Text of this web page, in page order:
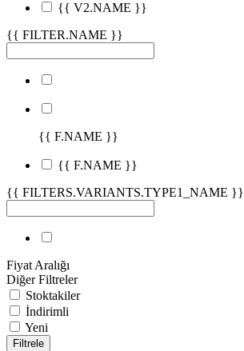
{{ V2.NAME }}
{{ FILTER.NAME }}
{{ F.NAME }}
{{ F.NAME }}
{{ FILTERS.VARIANTS.TYPE1_NAME }}
Fiyat Aralığı
Diğer Filtreler
Stoktakiler
İndirimli
Yeni
Filtrele